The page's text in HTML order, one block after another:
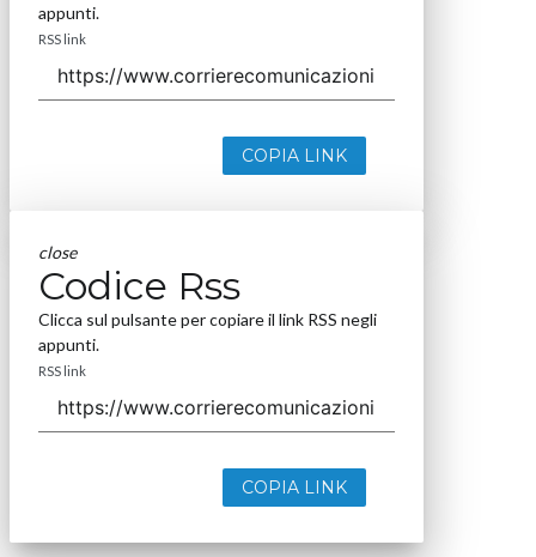
appunti.
RSS link
COPIA LINK
close
Codice Rss
Clicca sul pulsante per copiare il link RSS negli
appunti.
RSS link
COPIA LINK